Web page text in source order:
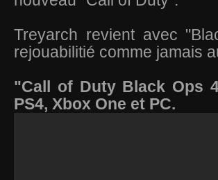
Treyarch revient avec
rejouabilitié comme jamais
"Call of Duty Black Ops
PS4, Xbox One et PC.